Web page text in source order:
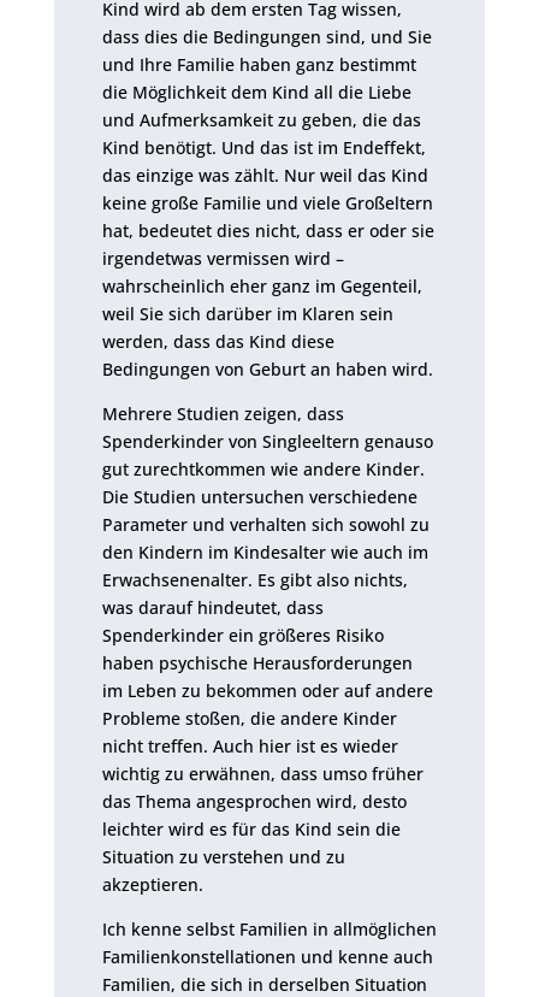
Kind wird ab dem ersten Tag wissen,
dass dies die Bedingungen sind, und Sie
und Ihre Familie haben ganz bestimmt
die Möglichkeit dem Kind all die Liebe
und Aufmerksamkeit zu geben, die das
Kind benötigt. Und das ist im Endeffekt,
das einzige was zählt. Nur weil das Kind
keine große Familie und viele Großeltern
hat, bedeutet dies nicht, dass er oder sie
irgendetwas vermissen wird –
wahrscheinlich eher ganz im Gegenteil,
weil Sie sich darüber im Klaren sein
werden, dass das Kind diese
Bedingungen von Geburt an haben wird.
Mehrere Studien zeigen, dass
Spenderkinder von Singleeltern genauso
gut zurechtkommen wie andere Kinder.
Die Studien untersuchen verschiedene
Parameter und verhalten sich sowohl zu
den Kindern im Kindesalter wie auch im
Erwachsenenalter. Es gibt also nichts,
was darauf hindeutet, dass
Spenderkinder ein größeres Risiko
haben psychische Herausforderungen
im Leben zu bekommen oder auf andere
Probleme stoßen, die andere Kinder
nicht treffen. Auch hier ist es wieder
wichtig zu erwähnen, dass umso früher
das Thema angesprochen wird, desto
leichter wird es für das Kind sein die
Situation zu verstehen und zu
akzeptieren.
Ich kenne selbst Familien in allmöglichen
Familienkonstellationen und kenne auch
Familien, die sich in derselben Situation